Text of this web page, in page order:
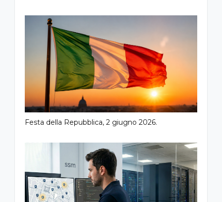
Festa della Repubblica, 2 giugno 2026.